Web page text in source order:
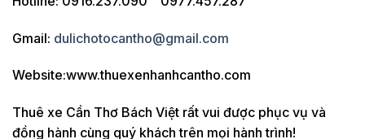
Gmail: dulichotocantho@gmail.com
Website:www.thuexenhanhcantho.com
Thuê xe Cần Thơ Bách Việt rất vui được phục vụ và
đồng hành cùng quý khách trên mọi hành trình!